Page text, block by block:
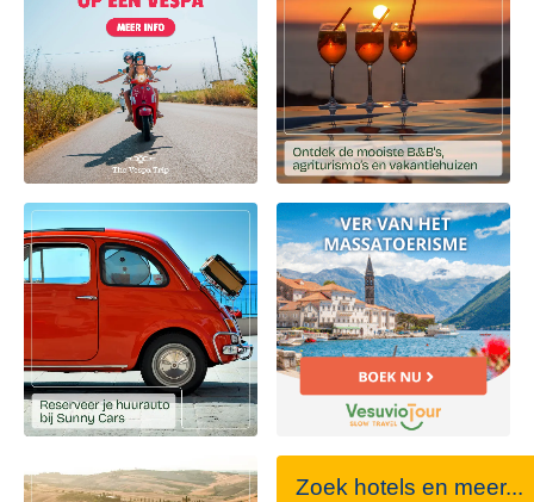
Zoek hotels en meer...